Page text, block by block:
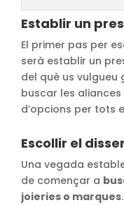
Establir un
El primer pas per
serà establir un
del què us
buscar les aliances
d’opcions per tots
Escollir el
Una vegada
de començar a
joieries o marques